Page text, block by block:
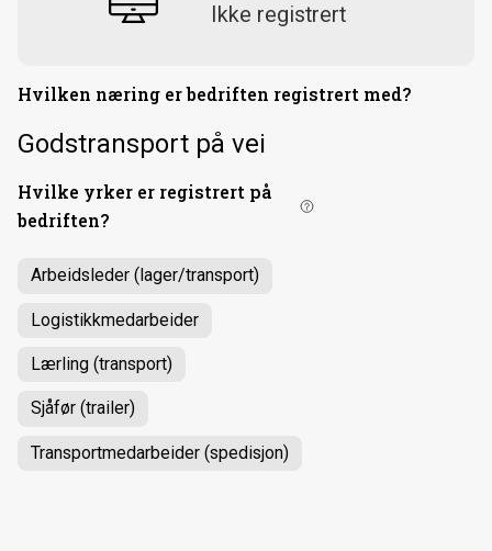
Ikke registrert
Hvilken næring er bedriften registrert med?
Godstransport på vei
Hvilke yrker er registrert på
bedriften?
Arbeidsleder (lager/transport)
Logistikkmedarbeider
Lærling (transport)
Sjåfør (trailer)
Transportmedarbeider (spedisjon)